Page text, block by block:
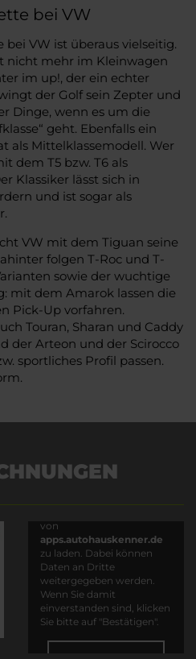
bei VW
VW ist überaus vielseitig.
nicht mehr im Kleinwagen
im up!, der ein echter
der Golf sein Zepter und
Dinge, wenn es um die
geht. Ebenfalls ein
als Mittelklassemodell. Wer
dem T5 bzw. T6 als
Klassiker lässt sich in
und ist sogar als
VW mit dem Tiguan seine
folgen T-Roc und T-
sowie der wuchtige
mit dem Amarok lassen die
Pick-Up vorfahren.
Touran, Sharan und Caddy
der Arteon und der Scirocco
sportliches Profil passen.
von
apps.autohauskenner.de
zu laden. Dabei können
Daten an Dritte
weitergegeben werden.
Wenn Sie damit
einverstanden sind, klicken
Sie bitte auf "Bestätigen".